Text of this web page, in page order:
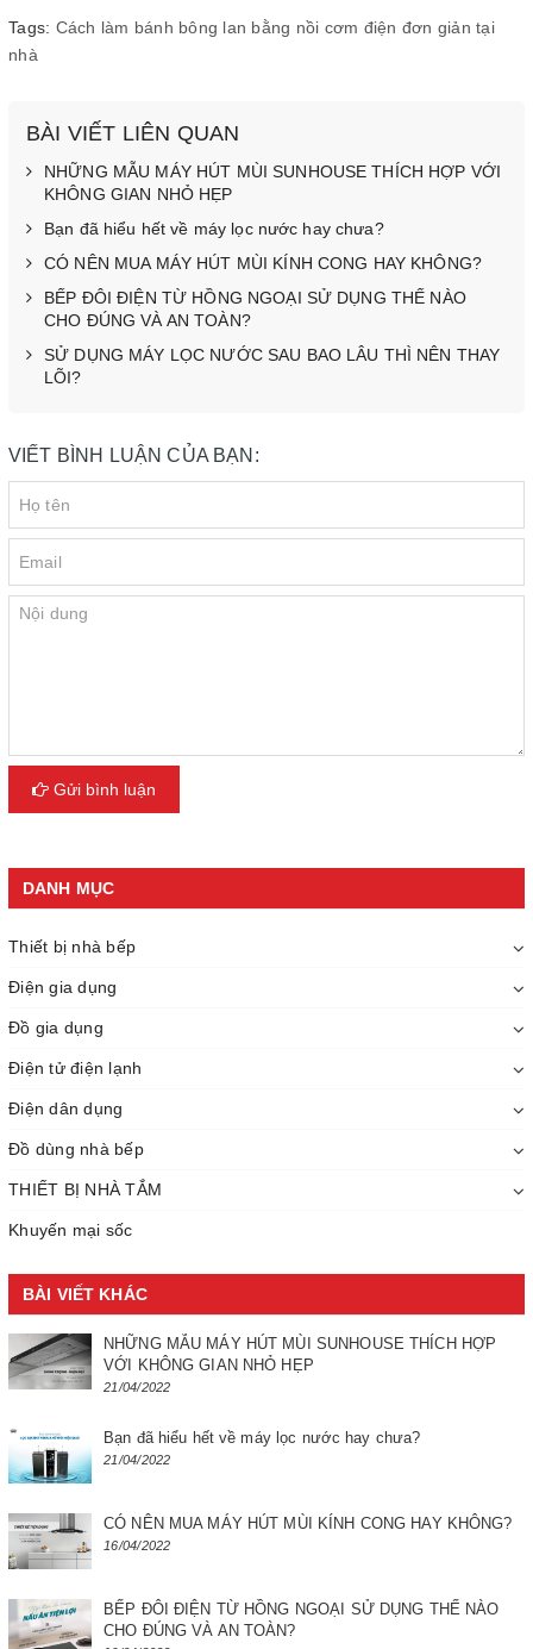
Tags: Cách làm bánh bông lan bằng nồi cơm điện đơn giản tại
nhà
BÀI VIẾT LIÊN QUAN
NHỮNG MẪU MÁY HÚT MÙI SUNHOUSE THÍCH HỢP VỚI
KHÔNG GIAN NHỎ HẸP
Bạn đã hiểu hết về máy lọc nước hay chưa?
CÓ NÊN MUA MÁY HÚT MÙI KÍNH CONG HAY KHÔNG?
BẾP ĐÔI ĐIỆN TỪ HỒNG NGOẠI SỬ DỤNG THẾ NÀO
CHO ĐÚNG VÀ AN TOÀN?
SỬ DỤNG MÁY LỌC NƯỚC SAU BAO LÂU THÌ NÊN THAY
LÕI?
VIẾT BÌNH LUẬN CỦA BẠN:
Gửi bình luận
DANH MỤC
Thiết bị nhà bếp
Điện gia dụng
Đồ gia dụng
Điện tử điện lạnh
Điện dân dụng
Đồ dùng nhà bếp
THIẾT BỊ NHÀ TẮM
Khuyến mại sốc
BÀI VIẾT KHÁC
NHỮNG MẪU MÁY HÚT MÙI SUNHOUSE THÍCH HỢP
VỚI KHÔNG GIAN NHỎ HẸP
21/04/2022
Bạn đã hiểu hết về máy lọc nước hay chưa?
21/04/2022
CÓ NÊN MUA MÁY HÚT MÙI KÍNH CONG HAY KHÔNG?
16/04/2022
BẾP ĐÔI ĐIỆN TỪ HỒNG NGOẠI SỬ DỤNG THẾ NÀO
CHO ĐÚNG VÀ AN TOÀN?